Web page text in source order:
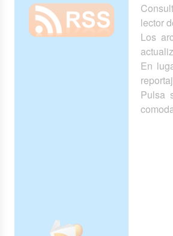
lector
Los
En
Pulsa